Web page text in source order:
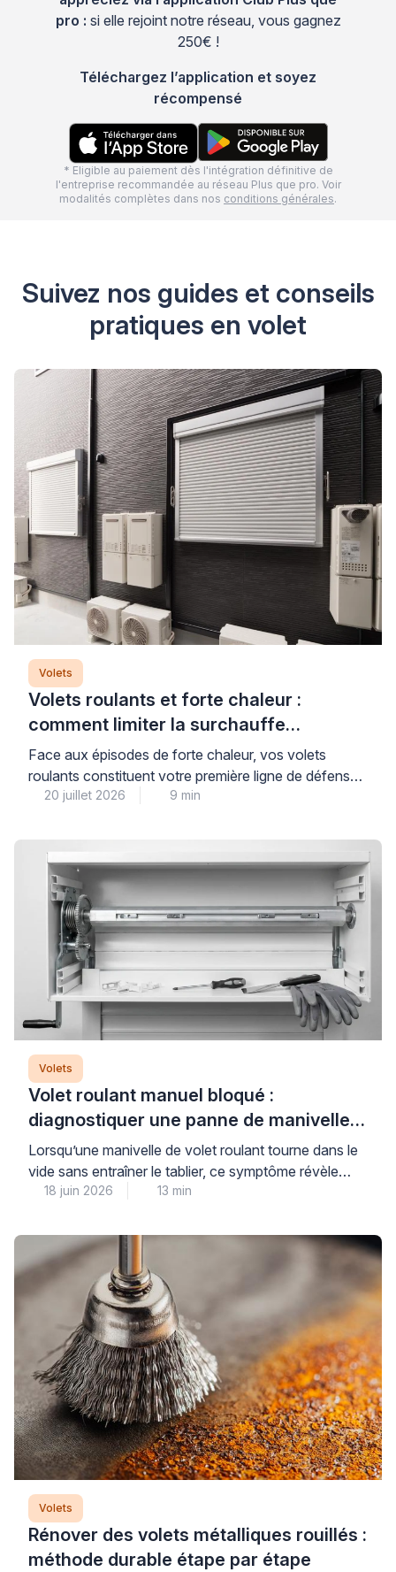
pro : si elle rejoint notre réseau, vous gagnez
250€ !
Téléchargez l’application et soyez
récompensé
* Eligible au paiement dès l'intégration définitive de
l'entreprise recommandée au réseau Plus que pro. Voir
modalités complètes dans nos conditions générales.
Suivez nos guides et conseils
pratiques en volet
Volets
Volets roulants et forte chaleur :
comment limiter la surchauffe
efficacement
Face aux épisodes de forte chaleur, vos volets
roulants constituent votre première ligne de défense,
à condition de bien les choisir et de les utiliser
réellement performante repose sur trois piliers : des
équipements aux matériaux et couleurs adaptés, une
stratégie d’ouverture-fermeture maîtrisée, et souvent
l’association avec des protections […]
20 juillet 2026 9 min
Volets
Volet roulant manuel bloqué :
diagnostiquer une panne de manivelle
ou de treuil
Lorsqu’une manivelle de volet roulant tourne dans le
vide sans entraîner le tablier, ce symptôme révèle
généralement un problème au niveau du treuil ou des
panne courante nécessite un diagnostic méthodique
pour identifier précisément l’origine du
dysfonctionnement et éviter d’aggraver la situation
par une intervention inadaptée. Plus […]
18 juin 2026 13 min
Volets
Rénover des volets métalliques rouillés :
méthode durable étape par étape